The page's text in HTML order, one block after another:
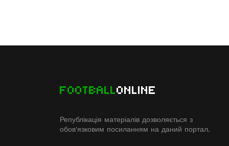
FOOTBALLONLINE
Републікація матеріалів дозволяється з
обов'язковим посиланням на даний портал.